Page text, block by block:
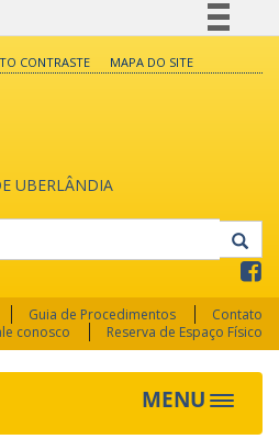
Legislação
Canais
CONTRASTE MAPA DO SITE
UBERLÂNDIA
Guia de Procedimentos
Contato
conosco
Reserva de Espaço Físico
MENU
Toggle